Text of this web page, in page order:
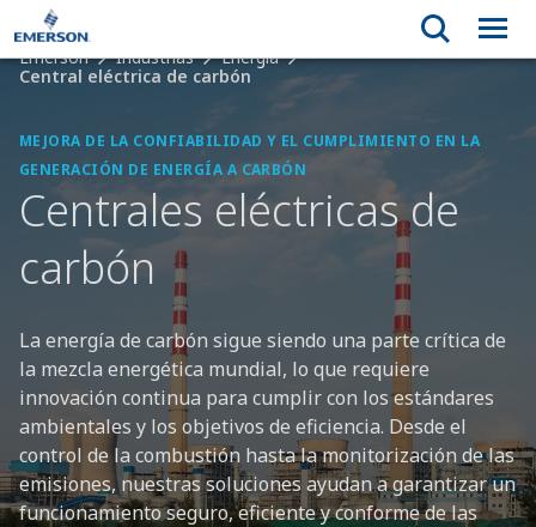
Emerson Industrias
Energía
Central eléctrica de carbón
MEJORA DE LA CONFIABILIDAD Y EL CUMPLIMIENTO EN LA
GENERACIÓN DE ENERGÍA A CARBÓN
Centrales eléctricas de
carbón
La energía de carbón sigue siendo una parte crítica de
la mezcla energética mundial, lo que requiere
innovación continua para cumplir con los estándares
ambientales y los objetivos de eficiencia. Desde el
control de la combustión hasta la monitorización de las
emisiones, nuestras soluciones ayudan a garantizar un
funcionamiento seguro, eficiente y conforme de las